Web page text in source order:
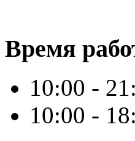
Время
10:00 -
10:00 -